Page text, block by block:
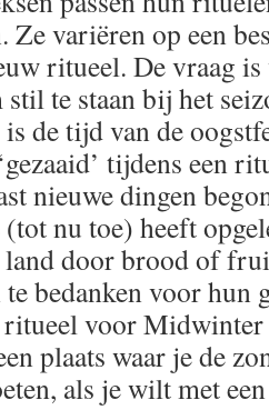
Ze variëren op een
ritueel. De vraag
te staan bij het
de tijd van de
tijdens een
nieuwe dingen
nu toe) heeft
land door brood of
bedanken voor hun
voor Midwinter
plaats waar je de
als je wilt met